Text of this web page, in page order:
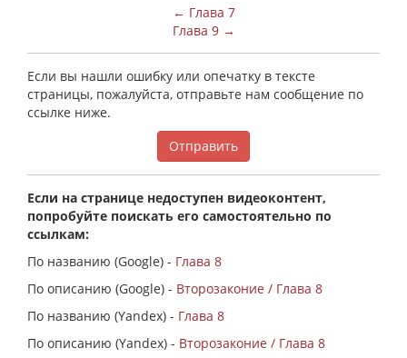
← Глава 7
Глава 9 →
Если вы нашли ошибку или опечатку в тексте
страницы, пожалуйста, отправьте нам сообщение по
ссылке ниже.
Отправить
Если на странице недоступен видеоконтент,
попробуйте поискать его самостоятельно по
ссылкам:
По названию (Google) - Глава 8
По описанию (Google) - Второзаконие / Глава 8
По названию (Yandex) - Глава 8
По описанию (Yandex) - Второзаконие / Глава 8